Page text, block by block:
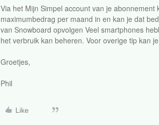
Via het Mijn Simpel account van je abonnement
maximumbedrag per maand in en kan je dat
van Snowboard opvolgen Veel smartphones
het verbruik kan beheren. Voor overige tip kan je
Groetjes,
Phil
Like